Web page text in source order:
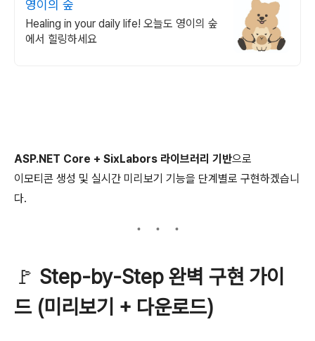
영이의 숲
Healing in your daily life! 오늘도 영이의 숲
에서 힐링하세요
ASP.NET Core + SixLabors 라이브러리 기반으로
이모티콘 생성 및 실시간 미리보기 기능을 단계별로 구현하겠습니
다.
🚩 Step-by-Step 완벽 구현 가이
드 (미리보기 + 다운로드)